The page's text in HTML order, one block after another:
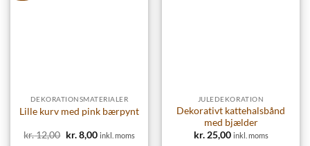
DEKORATIONSMATERIALER
Lille kurv med pink bærpynt
kr.12,00 Den
kr.8,00Den
inkl. moms
JULEDEKORATION
Dekorativt kattehalsbånd
med bjælder
kr.25,00 inkl. moms